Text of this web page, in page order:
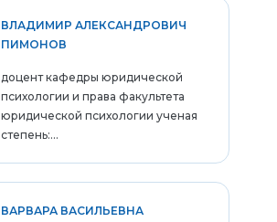
ВЛАДИМИР АЛЕКСАНДРОВИЧ
ПИМОНОВ
доцент кафедры юридической
психологии и права факультета
юридической психологии ученая
степень:...
ВАРВАРА ВАСИЛЬЕВНА